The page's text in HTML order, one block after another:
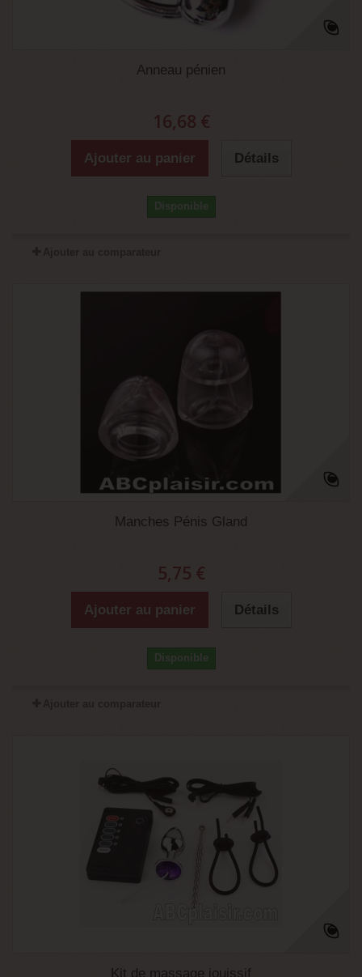
Anneau pénien
16,68 €
Ajouter au panier Détails
Disponible
Manches Pénis Gland
5,75 €
Ajouter au panier Détails
Disponible
Kit de massage jouissif